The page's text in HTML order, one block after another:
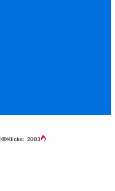
Klicks: 2003